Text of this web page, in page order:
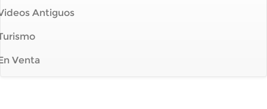
Antiguos
Venta